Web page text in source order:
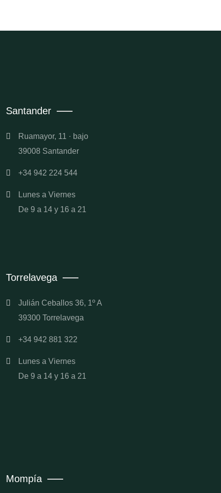
Santander
Ruamayor, 11 · bajo
39008 Santander
+34 942 224 544
Lunes a Viernes
De 9 a 14 y 16 a 21
Torrelavega
Julián Ceballos 36, 1º A
39300 Torrelavega
+34 942 881 322
Lunes a Viernes
De 9 a 14 y 16 a 21
Mompía